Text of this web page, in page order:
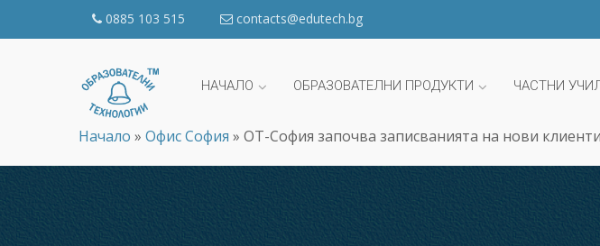
0885 103 515 contacts@edutech.bg
НАЧАЛО ОБРАЗОВАТЕЛНИ ПРОДУКТИ ЧАСТНИ
Начало » Офис София » ОТ-София започва записванията на нови